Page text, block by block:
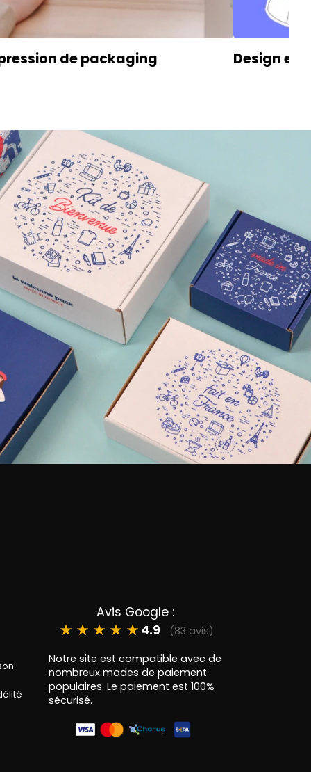
de packaging Design et
Avis Google :
★ ★ ★ ★ ★ 4.9
(83 avis)
Notre site est compatible avec de
nombreux modes de paiement
populaires. Le paiement est 100%
sécurisé.